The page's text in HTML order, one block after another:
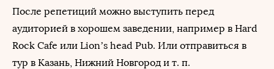
После репетиций можно выступить перед
аудиторией в хорошем заведении, например в Hard
Rock Cafe или Lion’s head Pub. Или отправиться в
тур в Казань, Нижний Новгород и т. п.